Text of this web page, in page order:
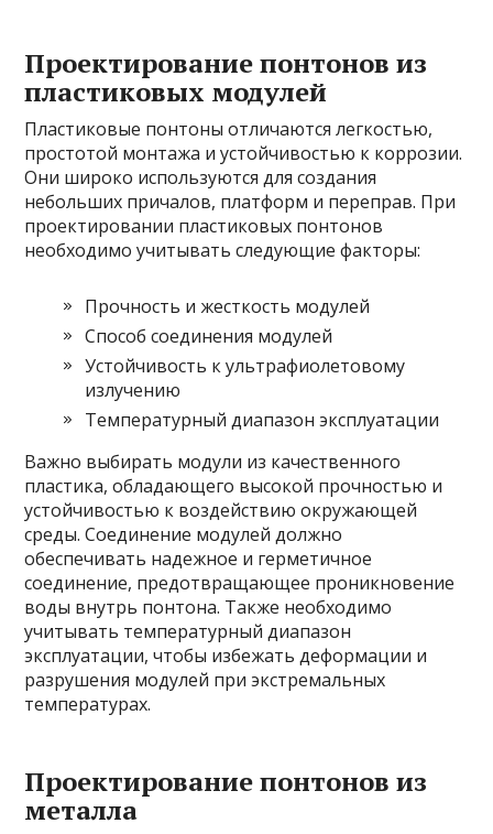
Проектирование понтонов из
пластиковых модулей
Пластиковые понтоны отличаются легкостью,
простотой монтажа и устойчивостью к коррозии.
Они широко используются для создания
небольших причалов, платформ и переправ. При
проектировании пластиковых понтонов
необходимо учитывать следующие факторы:
Прочность и жесткость модулей
Способ соединения модулей
Устойчивость к ультрафиолетовому
излучению
Температурный диапазон эксплуатации
Важно выбирать модули из качественного
пластика, обладающего высокой прочностью и
устойчивостью к воздействию окружающей
среды. Соединение модулей должно
обеспечивать надежное и герметичное
соединение, предотвращающее проникновение
воды внутрь понтона. Также необходимо
учитывать температурный диапазон
эксплуатации, чтобы избежать деформации и
разрушения модулей при экстремальных
температурах.
Проектирование понтонов из
металла